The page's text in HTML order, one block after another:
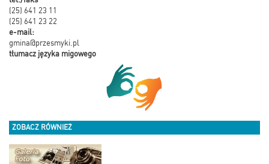
(25) 641 23 11
(25) 641 23 22
e-mail:
gmina@przesmyki.pl
tłumacz języka migowego
ZOBACZ RÓWNIEŻ